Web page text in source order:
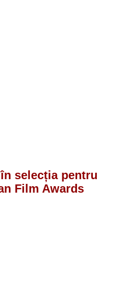
selecția pentru
Film Awards